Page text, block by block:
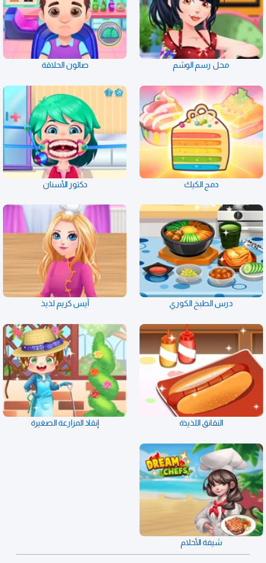
محل رسم الوشم صالون الحلاقة
دمج الكيك دكتور الأسنان
درس الطبخ الكوري آيس كريم لذيذ
النقانق اللذيذة إنقاذ المزارعة الصغيرة
شيفة الأحلام